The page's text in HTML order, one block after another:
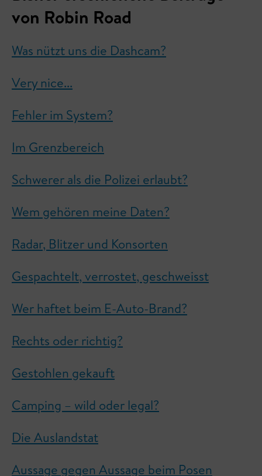
von Robin Road
Was nützt uns die Dashcam?
Very nice...
Fehler im System?
Im Grenzbereich
Schwerer als die Polizei erlaubt?
Wem gehören meine Daten?
Radar, Blitzer und Konsorten
Gespachtelt, verrostet, geschweisst
Wer haftet beim E-Auto-Brand?
Rechts oder richtig?
Gestohlen gekauft
Camping – wild oder legal?
Die Auslandstat
Aussage gegen Aussage beim Posen